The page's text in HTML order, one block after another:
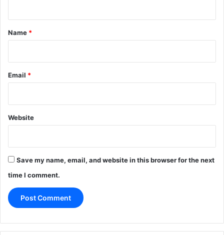
*
Name *
Email *
Website
Save my name, email, and website in this browser for the next
time I comment.